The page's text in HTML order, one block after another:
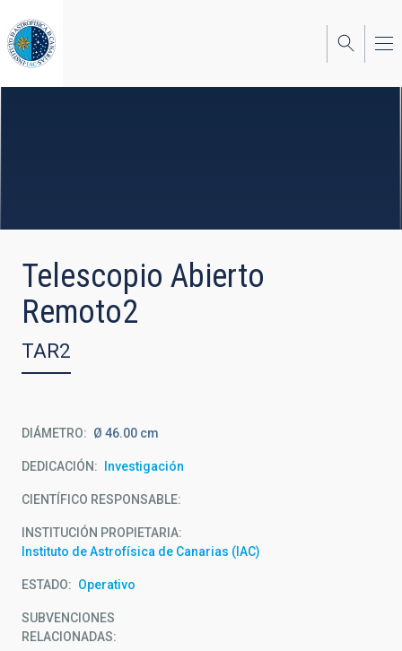
al
contenido
principal
Telescopio Abierto
Remoto2
TAR2
DIÁMETRO Ø 46.00 cm
DEDICACIÓN Investigación
CIENTÍFICO RESPONSABLE
INSTITUCIÓN PROPIETARIA
Instituto de Astrofísica de Canarias (IAC)
ESTADO Operativo
SUBVENCIONES
RELACIONADAS: